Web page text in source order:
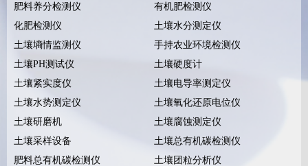
肥料养分检测仪
有机肥检测仪
化肥检测仪
土壤水分测定仪
土壤墒情监测仪
手持农业环境检测仪
土壤PH测试仪
土壤硬度计
土壤紧实度仪
土壤电导率测定仪
土壤水势测定仪
土壤氧化还原电位仪
土壤研磨机
土壤腐蚀测定仪
土壤采样设备
土壤总有机碳检测仪
肥料总有机碳检测仪
土壤团粒分析仪